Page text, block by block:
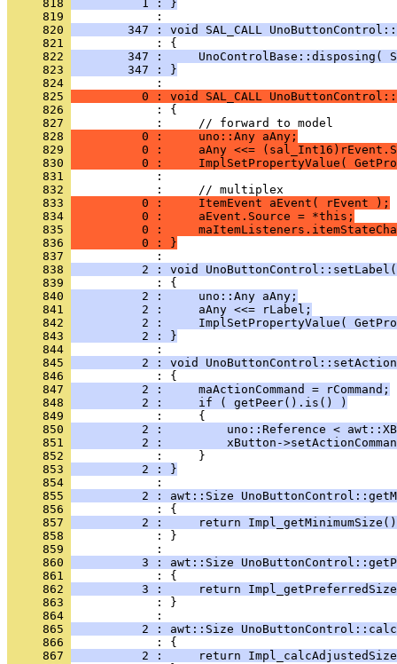
     818
          1 : }
     819
     820
347 : void SAL_CALL
     821
     822
347 :     UnoControlBase::disposing(
     823
        347 : }
     824
     825
0 : void SAL_CALL
     826
     827
     828
          0 :     uno::Any aAny;
     829
0 :     aAny <<=
     830
0 :     ImplSetPropertyValue(
     831
     832
     833
          0 :     ItemEvent aEvent( rEvent );
     834
          0 :     aEvent.Source = *this;
     835
0 :
     836
          0 : }
     837
     838
2 : void
     839
     840
          2 :     uno::Any aAny;
     841
          2 :     aAny <<= rLabel;
     842
2 :     ImplSetPropertyValue(
     843
          2 : }
     844
     845
2 : void
     846
     847
          2 :     maActionCommand = rCommand;
     848
          2 :     if ( getPeer().is() )
     849
     850
2 :         uno::Reference <
     851
2 :         xButton-
     852
     853
          2 : }
     854
     855
2 : awt::Size
     856
     857
2 :     return
     858
            : }
     859
     860
3 : awt::Size
     861
     862
3 :     return
     863
            : }
     864
     865
2 : awt::Size
     866
     867
2 :     return